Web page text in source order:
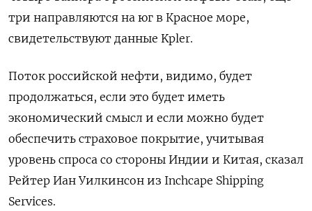
три направляются на юг в Красное море,
свидетельствуют данные Kpler.
Поток российской нефти, видимо, будет
продолжаться, если это будет иметь
экономический смысл и если можно будет
обеспечить страховое покрытие, учитывая
уровень спроса со стороны Индии и Китая, сказал
Рейтер Иан Уилкинсон из Inchcape Shipping
Services.